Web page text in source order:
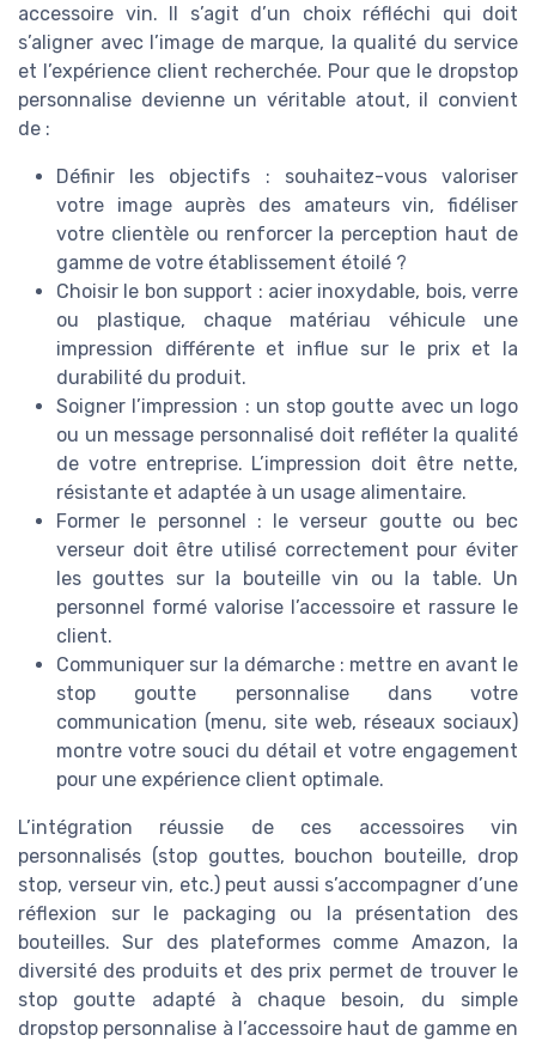
accessoire vin. Il s’agit d’un choix réfléchi qui doit
s’aligner avec l’image de marque, la qualité du service
et l’expérience client recherchée. Pour que le dropstop
personnalise devienne un véritable atout, il convient
de :
Définir les objectifs : souhaitez-vous valoriser
votre image auprès des amateurs vin, fidéliser
votre clientèle ou renforcer la perception haut de
gamme de votre établissement étoilé ?
Choisir le bon support : acier inoxydable, bois, verre
ou plastique, chaque matériau véhicule une
impression différente et influe sur le prix et la
durabilité du produit.
Soigner l’impression : un stop goutte avec un logo
ou un message personnalisé doit refléter la qualité
de votre entreprise. L’impression doit être nette,
résistante et adaptée à un usage alimentaire.
Former le personnel : le verseur goutte ou bec
verseur doit être utilisé correctement pour éviter
les gouttes sur la bouteille vin ou la table. Un
personnel formé valorise l’accessoire et rassure le
client.
Communiquer sur la démarche : mettre en avant le
stop goutte personnalise dans votre
communication (menu, site web, réseaux sociaux)
montre votre souci du détail et votre engagement
pour une expérience client optimale.
L’intégration réussie de ces accessoires vin
personnalisés (stop gouttes, bouchon bouteille, drop
stop, verseur vin, etc.) peut aussi s’accompagner d’une
réflexion sur le packaging ou la présentation des
bouteilles. Sur des plateformes comme Amazon, la
diversité des produits et des prix permet de trouver le
stop goutte adapté à chaque besoin, du simple
dropstop personnalise à l’accessoire haut de gamme en